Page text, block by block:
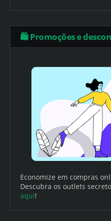
🛍️ Promoções e
Economize em compras
Descubra os outlets
aqui!